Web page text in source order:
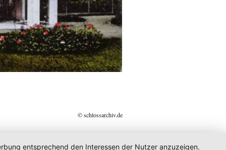
© schlossarchiv.de
entsprechend den Interessen der Nutzer anzuzeigen.